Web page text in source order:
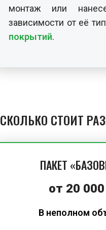
монтаж или
зависимости от её
покрытий.
СКОЛЬКО СТОИТ
ПАКЕТ
от 20 000
В неполном